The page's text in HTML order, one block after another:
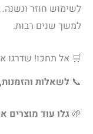
לשימוש חוזר
למשך שנים רבות.
🛒 אל תחכו! שדרגו
📞 לשאלות
🌱 גלו עוד מוצרים